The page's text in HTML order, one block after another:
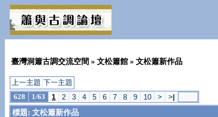
臺灣洞簫古調交流空間 »文松簫館 » 文松簫新作品
上一主題 下一主題
628 1/63 1 2 3 4 5 6 7 8 9 10 > >|
標題: 文松簫新作品